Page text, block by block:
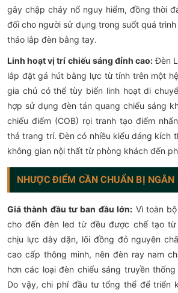
gây chập cháy nổ nguy hiểm, đồng thời
đối cho người sử dụng trong suốt quá
tháo lắp đèn bằng tay.
Linh hoạt vị trí chiếu sáng đỉnh cao:Đèn
lắp đặt gá hút bằng lực từ tính trên một
gia chủ có thể tùy biến linh hoạt di
hợp sử dụng đèn tán quang chiếu sáng
chiếu điểm (COB) rọi tranh tạo điểm
thả trang trí. Đèn có nhiều kiểu dáng kích
không gian nội thất từ phòng khách đến
NHƯỢC ĐIỂM CẦN CHUẨN BỊ NGÂN
Giá thành đầu tư ban đầu lớn: Vì toàn
cho đến đèn led từ đều được chế tạo
chịu lực dày dặn, lõi đồng đỏ nguyên
cao cấp thông minh, nên đèn ray nam
hơn các loại đèn chiếu sáng truyền
Do vậy, chi phí đầu tư tổng thể để triển